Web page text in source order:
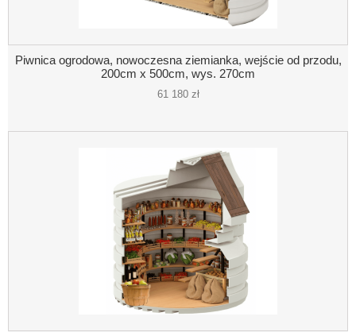
Piwnica ogrodowa, nowoczesna ziemianka, wejście od przodu,
200cm x 500cm, wys. 270cm
61 180 zł